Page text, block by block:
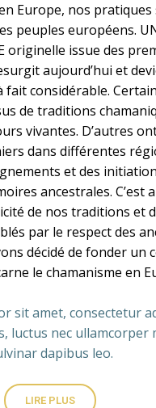
Europe, nos
peuples européens.
originelle issue des
aujourd’hui et
considérable.
de traditions
vivantes. D’autres
dans différentes
et des
ancestrales. C’est
de nos traditions et
par le respect des
décidé de fonder un
le chamanisme en
sit amet, consectetur
luctus nec ullamcorper
dapibus leo.
LIRE PLUS